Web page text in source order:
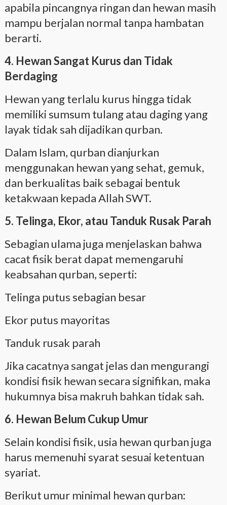
apabila pincangnya ringan dan hewan masih
mampu berjalan normal tanpa hambatan
berarti.
4. Hewan Sangat Kurus dan Tidak
Berdaging
Hewan yang terlalu kurus hingga tidak
memiliki sumsum tulang atau daging yang
layak tidak sah dijadikan qurban.
Dalam Islam, qurban dianjurkan
menggunakan hewan yang sehat, gemuk,
dan berkualitas baik sebagai bentuk
ketakwaan kepada Allah SWT.
5. Telinga, Ekor, atau Tanduk Rusak Parah
Sebagian ulama juga menjelaskan bahwa
cacat fisik berat dapat memengaruhi
keabsahan qurban, seperti:
Telinga putus sebagian besar
Ekor putus mayoritas
Tanduk rusak parah
Jika cacatnya sangat jelas dan mengurangi
kondisi fisik hewan secara signifikan, maka
hukumnya bisa makruh bahkan tidak sah.
6. Hewan Belum Cukup Umur
Selain kondisi fisik, usia hewan qurban juga
harus memenuhi syarat sesuai ketentuan
syariat.
Berikut umur minimal hewan qurban: